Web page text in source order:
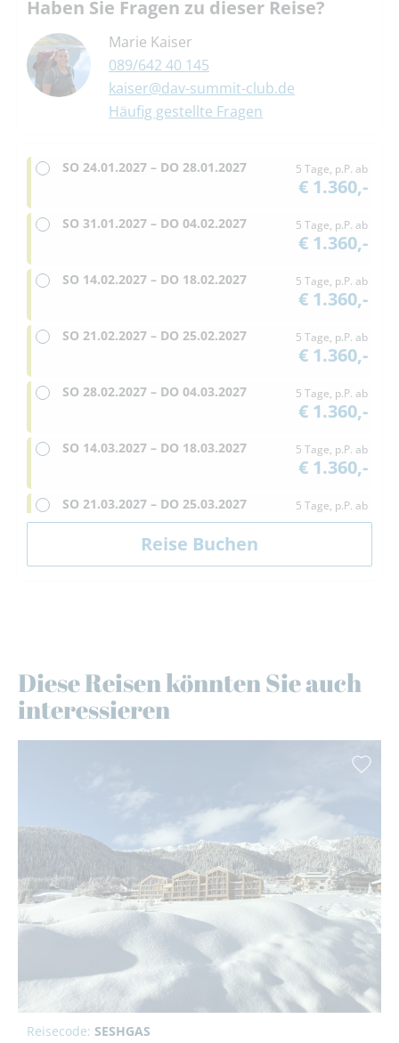
Haben Sie Fragen zu dieser Reise?
Marie Kaiser
089/642 40 145
kaiser@dav-summit-club.de
Häufig gestellte Fragen
SO 24.01.2027 – DO 28.01.2027 5 Tage, p.P. ab
€ 1.360,-
SO 31.01.2027 – DO 04.02.2027 5 Tage, p.P. ab
€ 1.360,-
SO 14.02.2027 – DO 18.02.2027 5 Tage, p.P. ab
€ 1.360,-
SO 21.02.2027 – DO 25.02.2027 5 Tage, p.P. ab
€ 1.360,-
SO 28.02.2027 – DO 04.03.2027 5 Tage, p.P. ab
€ 1.360,-
SO 14.03.2027 – DO 18.03.2027 5 Tage, p.P. ab
€ 1.360,-
SO 21.03.2027 – DO 25.03.2027 5 Tage, p.P. ab
€ 1.360,-
Diese Reisen könnten Sie auch
interessieren
Reisecode: SESHGAS